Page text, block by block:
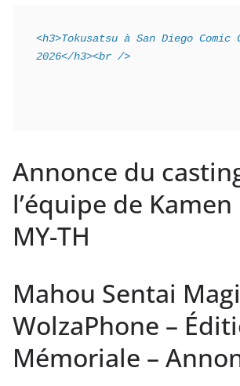
<h3>Tokusatsu à San Diego Comic
2026</h3><br />
Annonce du
l’équipe de
MY-TH
Mahou Sentai
WolzaPhone –
Mémoriale –